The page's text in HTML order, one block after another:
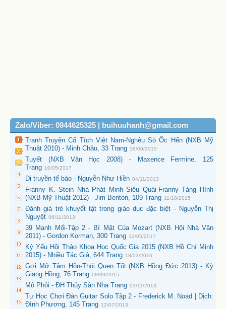
Zalo/Viber: 0944625325 | buihuuhanh@gmail.com
Tranh Truyện Cổ Tích Việt Nam-Nghêu Sò Ốc Hến (NXB Mỹ
Thuật 2010) - Minh Châu, 33 Trang 16/09/2015
Tuyết (NXB Văn Học 2008) - Maxence Fermine, 125
Trang 10/05/2017
Di truyền tế bào - Nguyễn Như Hiền 04/11/2013
Franny K. Stein Nhà Phát Minh Siêu Quái-Franny Tàng Hình
(NXB Mỹ Thuật 2012) - Jim Benton, 109 Trang 11/10/2015
Đánh giá trẻ khuyết tật trong giáo dục đặc biệt - Nguyễn Thị
Nguyệt 06/11/2013
39 Manh Mối-Tập 2 - Bí Mật Của Mozart (NXB Hội Nhà Văn
2011) - Gordon Korman, 300 Trang 12/05/2017
Kỷ Yếu Hội Thảo Khoa Học Quốc Gia 2015 (NXB Hồ Chí Minh
2015) - Nhiều Tác Giả, 644 Trang 18/03/2016
Gợi Mở Tâm Hồn-Thói Quen Tốt (NXB Hồng Đức 2013) - Kỳ
Giang Hồng, 76 Trang 08/09/2015
Mô Phôi - ĐH Thủy Sản Nha Trang 03/11/2013
Tự Học Chơi Đàn Guitar Solo Tập 2 - Frederick M. Noad | Dịch:
Đình Phương, 145 Trang 12/07/2013